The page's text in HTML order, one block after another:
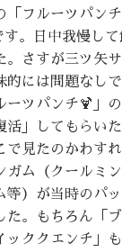
フルーツパンチ
。日中我慢して
。さすが三ツ矢
的には問題なし
ーツパンチ🍹」
活」してもらい
で見たのかわす
ガム（クールミ
等）が当時のパ
。もちろん「ブ
ッククエンチ」